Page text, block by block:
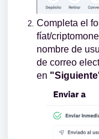
Completa el
fíat/
nombre de
de correo
en